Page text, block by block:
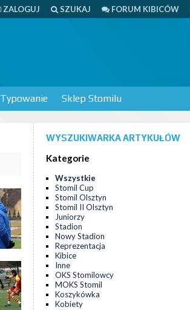
ZALOGUJ SZUKAJ FORUM KIBICÓW
Typowanie Sklep Stomilu
WYSZUKIWARKA ARTYKUŁÓW
Kategorie
Wszystkie
Stomil Cup
Stomil Olsztyn
Stomil II Olsztyn
Juniorzy
Stadion
Nowy Stadion
Reprezentacja
Kibice
Inne
OKS Stomilowcy
MOKS Stomil
Koszykówka
Kobiety